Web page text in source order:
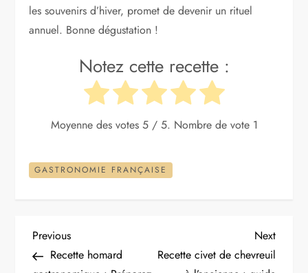
les souvenirs d’hiver, promet de devenir un rituel
annuel. Bonne dégustation !
Notez cette recette :
Moyenne des votes 5/ 5. Nombre de vote 1
GASTRONOMIE FRANÇAISE
N
Previous
Post
Previous
Recette homard
Next
Post
Next
Recette civet de chevreuil